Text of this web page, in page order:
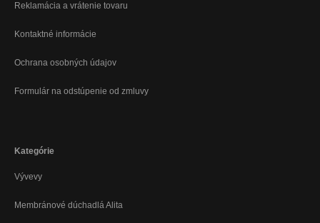
Reklamácia a vrátenie tovaru
Kontaktné informácie
Ochrana osobných údajov
Formulár na odstúpenie od zmluvy
Kategórie
Vývevy
Membránové dúchadlá Alita